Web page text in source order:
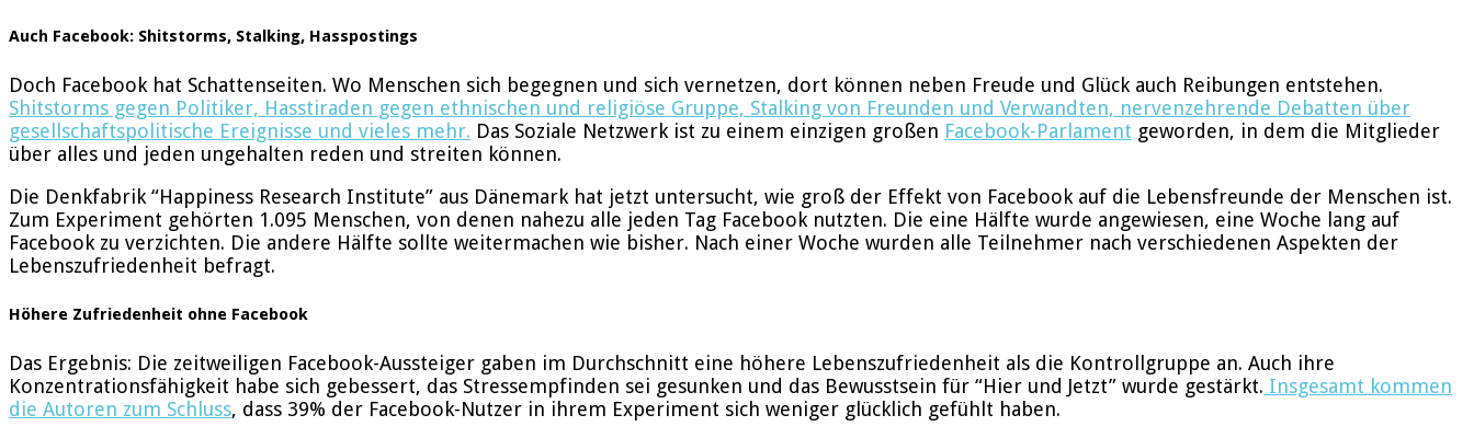
Auch Facebook: Shitstorms, Stalking, Hasspostings
Doch Facebook hat Schattenseiten. Wo Menschen sich begegnen und sich vernetzen, dort können neben Freude und Glück auch Reibungen entstehen.
Shitstorms gegen Politiker, Hasstiraden gegen ethnischen und religiöse Gruppe, Stalking von Freunden und Verwandten, nervenzehrende Debatten über
gesellschaftspolitische Ereignisse und vieles mehr. Das Soziale Netzwerk ist zu einem einzigen großen Facebook-Parlament geworden, in dem die Mitglieder
über alles und jeden ungehalten reden und streiten können.
Die Denkfabrik “Happiness Research Institute” aus Dänemark hat jetzt untersucht, wie groß der Effekt von Facebook auf die Lebensfreunde der Menschen ist.
Zum Experiment gehörten 1.095 Menschen, von denen nahezu alle jeden Tag Facebook nutzten. Die eine Hälfte wurde angewiesen, eine Woche lang auf
Facebook zu verzichten. Die andere Hälfte sollte weitermachen wie bisher. Nach einer Woche wurden alle Teilnehmer nach verschiedenen Aspekten der
Lebenszufriedenheit befragt.
Höhere Zufriedenheit ohne Facebook
Das Ergebnis: Die zeitweiligen Facebook-Aussteiger gaben im Durchschnitt eine höhere Lebenszufriedenheit als die Kontrollgruppe an. Auch ihre
Konzentrationsfähigkeit habe sich gebessert, das Stressempfinden sei gesunken und das Bewusstsein für “Hier und Jetzt” wurde gestärkt. Insgesamt kommen
die Autoren zum Schluss, dass 39% der Facebook-Nutzer in ihrem Experiment sich weniger glücklich gefühlt haben.